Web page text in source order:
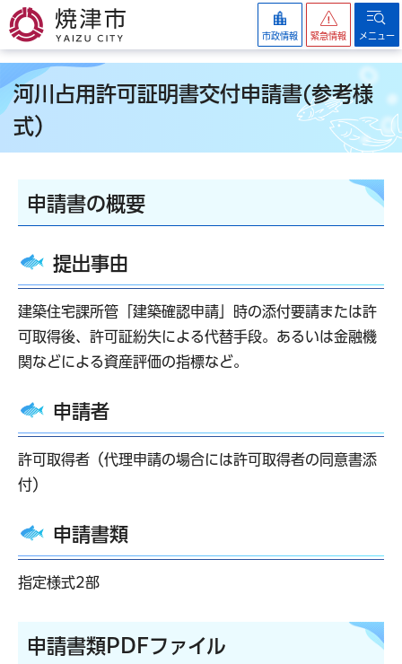
焼津市
市政情報 緊急情報 メニュー
河川占用許可証明書交付申請書(参考様
式）
申請書の概要
提出事由
建築住宅課所管「建築確認申請」時の添付要請または許
可取得後、許可証紛失による代替手段。あるいは金融機
関などによる資産評価の指標など。
申請者
許可取得者（代理申請の場合には許可取得者の同意書添
付）
申請書類
指定様式2部
申請書類PDFファイル